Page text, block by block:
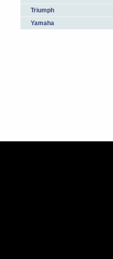
Triumph
Yamaha